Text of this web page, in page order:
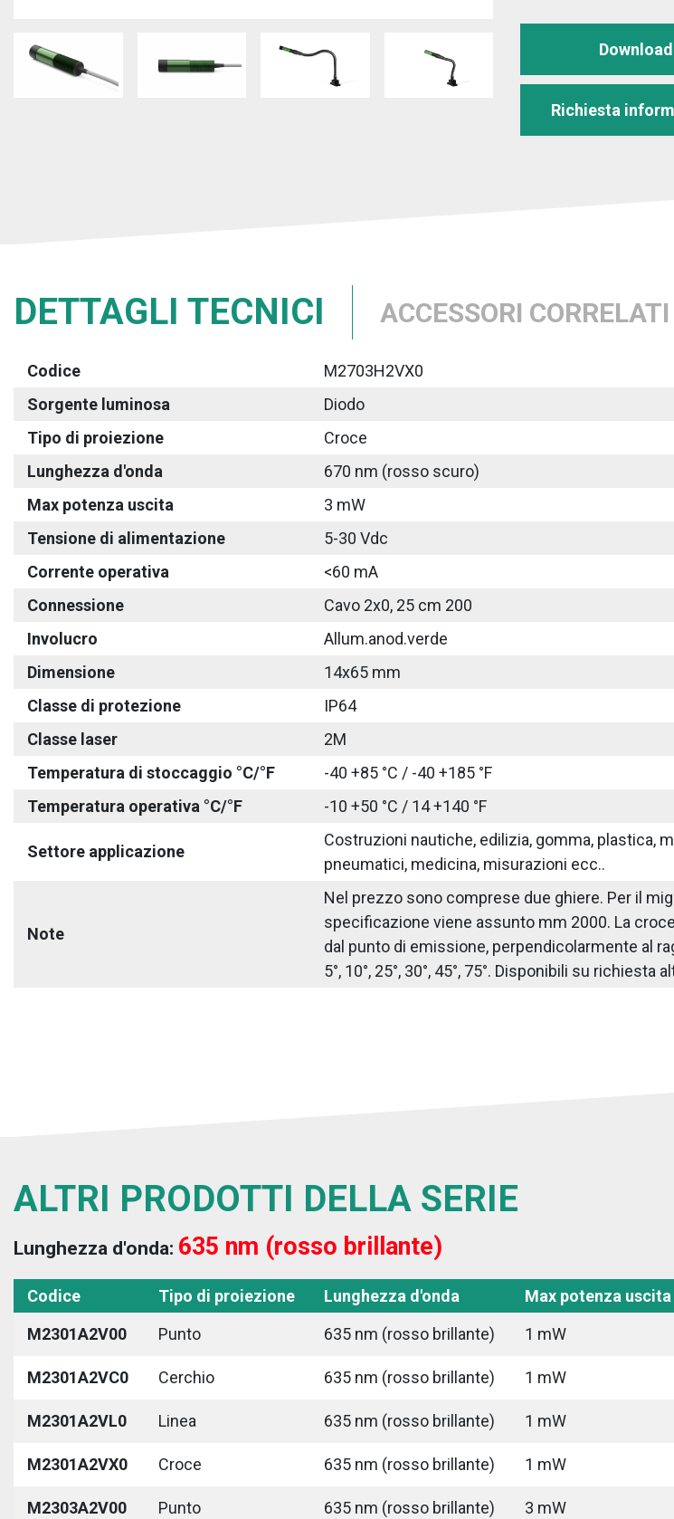
Download
Richiesta
DETTAGLI TECNICI ACCESSORI CORRELATI
Codice
M2703H2VX0
Sorgente luminosa
Diodo
Tipo di proiezione
Croce
Lunghezza d'onda
670 nm (rosso scuro)
Max potenza uscita
3 mW
Tensione di alimentazione
5-30 Vdc
Corrente operativa
<60 mA
Connessione
Cavo 2x0, 25 cm 200
Involucro
Allum.anod.verde
Dimensione
14x65 mm
Classe di protezione
IP64
Classe laser
2M
Temperatura di stoccaggio °C/°F
-40 +85 °C / -40 +185 °F
Temperatura operativa °C/°F
-10 +50 °C / 14 +140 °F
Settore applicazione
Costruzioni nautiche, edilizia, gomma, plastica,
pneumatici, medicina, misurazioni ecc..
Note
Nel prezzo sono comprese due ghiere. Per il
specificazione viene assunto mm 2000. La
dal punto di emissione, perpendicolarmente al
5°, 10°, 25°, 30°, 45°, 75°. Disponibili su richiesta
ALTRI PRODOTTI DELLA SERIE
Lunghezza d'onda: 635 nm (rosso brillante)
Codice Tipo di proiezione Lunghezza d'onda Max potenza uscita
M2301A2V00
Punto 635 nm (rosso brillante) 1 mW
M2301A2VC0 Cerchio 635 nm (rosso brillante) 1 mW
M2301A2VL0 Linea 635 nm (rosso brillante) 1 mW
M2301A2VX0 Croce 635 nm (rosso brillante) 1 mW
M2303A2V00 Punto 635 nm (rosso brillante) 3 mW